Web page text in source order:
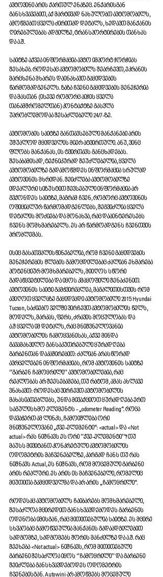
ავტოვინი არის ქართულ ენაზეც. ენქარისგან
განსხვავებით, აქ მარტივად ნახულობთ ავტომობილს,
ამოწმებთ ყველა ძირითად დეტალს, ხედავთ მანქანის
ღირებულებას ადგილზე, ტრანსპორტირების თანხას
და ა.შ.
საიტზე აქვეა ინფორმაცია ავტო იმპორტ ჯორჯიას
შესახებ. როდესაც ავტომობილს შეარჩევთ, ეკრანის
მარცხენა მხარეს დაინახავთ გაყიდვების
წარმომადგენელს. ზაზა ჩვენი გაყიდვების მენეჯერია
და მასთან (ისევე როგორც აიჯის ყველა
თანამშრომელთან) კონტაქტზე გასვლა
უპრობლემოდაა შესაძლებელი 24/7-ზე.
ავტომობის საიტზე განთავსებული მანქანები არის
უშუალოდ მყიდველის მიერ ატვირთული. ანუ, ვინც
ფლობს მანქანას, ის ტვირთავს განცხადებას.
შესაბამისად, ტექნიკურად შეუძლებელია, ყველა
ავტომობილზე გადამოწმდეს ინფორმაცია სრულად
ავტოვინის მხრიდან. შეიძლება ავტომობილზე
იდეალური სიზუსტით შევსებული ინფორმაცია არ
გვქონდეს საიტზე, მაგრამ ჩვენ, როგორც ავტოვინის
ოფიციალურ წარმომადგენლებს, შეგვიძლია ყველა
დეტალის მოძიება და მონახვა, რაც დააინტერესებს
ჩვენს მომხმარებელს. ეს არ წარმოადგენს ჩვენთვის
პრობლემას.
ისიც გასათვალისწინებელია, რომ ჩვენი გაყიდვების
მენეჯერების წლების გამოცდილებაც ძალიან ეხმარება
პოტენციურ მომხმარებელს, მიიღოს სწორი
გადაწყვეტილება და იყოს კმაყოფილი შენაძენით.
ავტოვინის საიტი გამჭვირვალეა, მაგალითისთვის რომ
ავიღოთ ყველაზე გაყიდვადი ავტომობილი 2015 Hyundai
Tucson, საძიებო ველში ვირჩევთ ავტომობილის წელს,
მოდელს, მარკას, ფერს, ძრავის მოცულობას და
ა.შ ყველა იმ დეტალს, რაც მნიშვნელოვანია
ავტომობილის ჩამოყვანისას, აქვე მინდა
გავამახვილო განსაკუთრებული ყურადღება
გარბენთან დაკაშირებით: ძალიან არასწორად
ავრცელებენ ინფორმაციას, რომ ავტოვინის საიტზე
‘’გარბენ ჩამოყრილი’’ ავტომობილებია, რაც
რეალობას არ შეესებამება, თუ რატომ, ამას ახლავე
ვნახავთ: როდესაც ვირჩევთ ავტომობილის
მახასიათებლებს, უნდა მივაქციოთ ყურადღება ერთ
საგულისხმო ელემენტს - „odometer Reading“. როცა
დავაჭერთ ამ ლინკს, ჩამოიშლება ორი
მნიშვნელოვანი „ქვე-ელემენტი“: <actual> და <Not
actual> რას ნიშნავს ეს ორი ’’ქვე-ელემენტი’’? თუ
მაუსს მივიტანთ კონკრეტული ავტომობილის
ოდომეტრის მაჩვენებელზე, კარგად ჩანს თუ რას
ნიშნავს Actual, ეს ნიშნავს, რომ მოცემული გარბენი
არის რეალური. ეს არის ის მაჩვენებელი, რომელიც
მიუთითა გამყიდველმა და არ არის „ჩამოყრილი“.
როდესაც ავტომობილს ჩაიბარებს მომხმარებელი,
შესაძლოა მცირედით განსხვავდებოდეს გარბენის
ოდენობა იმისგან, რაც მითითებულია საიტზე. ეს მცირე
სხვაობაც გამოწვეულია მანქანის გადაადგილებით
სადგომზე, სადგომებს შორის მანძილზე და ა.შ. რაც
შეეხება <Not actual> ნიშნავს, რომ მითითებული
გარბენი შესაძლოა იყოს ‘’ჩამოყრილი’’ და გარბენი
შეიძლება განსხვავდებოდეს ოდომეტრის
ჩვენებისგან. Autowini არ ამოწმებს მოცემული